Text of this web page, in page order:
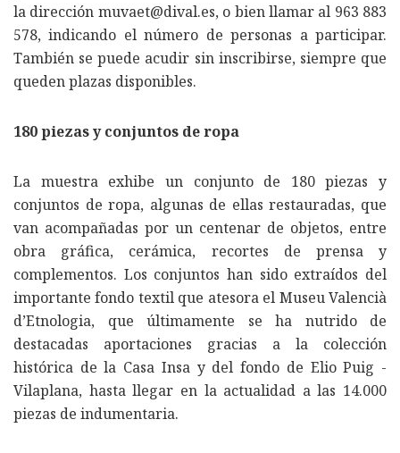
la dirección muvaet@dival.es, o bien llamar al 963 883
578, indicando el número de personas a participar.
También se puede acudir sin inscribirse, siempre que
queden plazas disponibles.
180 piezas y conjuntos de ropa
La muestra exhibe un conjunto de 180 piezas y
conjuntos de ropa, algunas de ellas restauradas, que
van acompañadas por un centenar de objetos, entre
obra gráfica, cerámica, recortes de prensa y
complementos. Los conjuntos han sido extraídos del
importante fondo textil que atesora el Museu Valencià
d’Etnologia, que últimamente se ha nutrido de
destacadas aportaciones gracias a la colección
histórica de la Casa Insa y del fondo de Elio Puig -
Vilaplana, hasta llegar en la actualidad a las 14.000
piezas de indumentaria.